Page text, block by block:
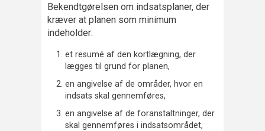
Bekendtgørelsen om indsatsplaner, der
kræver at planen som minimum
indeholder:
et resumé af den kortlægning, der
lægges til grund for planen,
en angivelse af de områder, hvor en
indsats skal gennemføres,
en angivelse af de foranstaltninger, der
skal gennemføres i indsatsområdet,